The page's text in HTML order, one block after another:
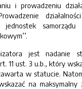
i prowadzeniu
jednostek
jest nadanie
11 ust. 3 u.b., który
w statucie.
na